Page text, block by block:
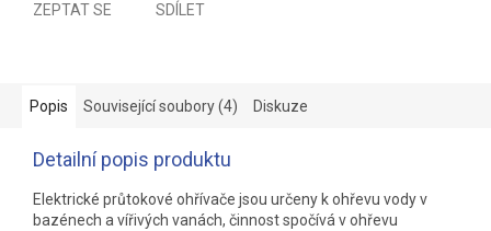
ZEPTAT SE SDÍLET
Popis Související soubory (4) Diskuze
Detailní popis produktu
Elektrické průtokové ohřívače jsou určeny k ohřevu vody v
bazénech a vířivých vanách, činnost spočívá v ohřevu